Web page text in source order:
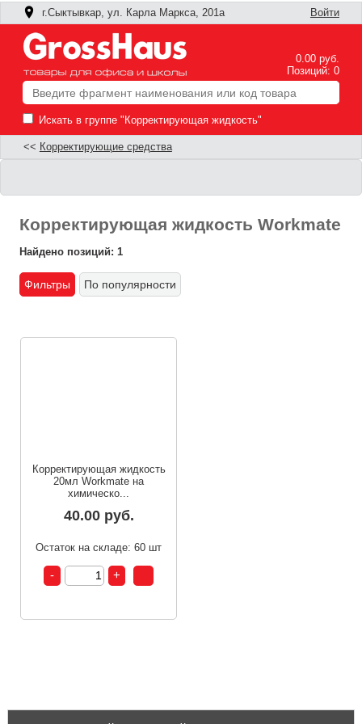
г.Сыктывкар, ул. Карла Маркса, 201а Войти
0.00 руб.
Позиций: 0
Искать в группе "Корректирующая жидкость"
<< Корректирующие средства
Корректирующая жидкость Workmate
Найдено позиций: 1
Фильтры По популярности
Корректирующая жидкость
20мл Workmate на
химическо...
40.00 руб.
Остаток на складе: 60 шт